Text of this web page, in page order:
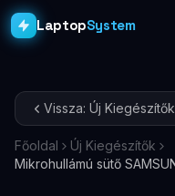
LaptopSystem
Asztali PC-k
Workstation PRO
Vissza: Új Kiegészítők
Főoldal
Új Kiegészítők
Mikrohullámú sütő